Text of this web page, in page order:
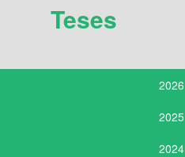
Teses
2026
2025
2024